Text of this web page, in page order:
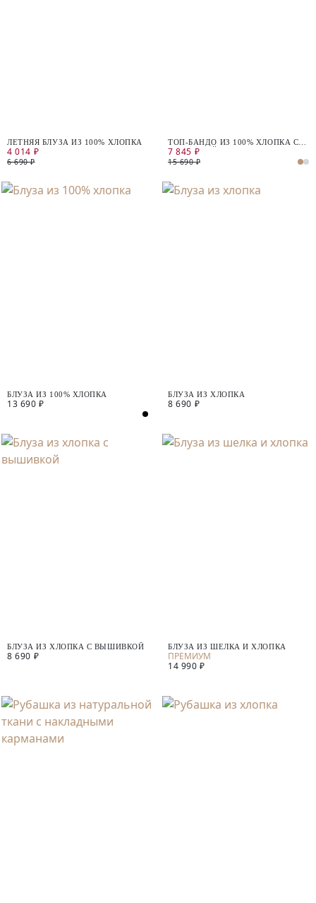
ЛЕТНЯЯ БЛУЗА ИЗ 100% ХЛОПКА
4 014 ₽
6 690 ₽
ТОП-БАНДО ИЗ 100% ХЛОПКА С
ВЫШИВКОЙ
7 845 ₽
15 690 ₽
БЛУЗА ИЗ 100% ХЛОПКА
13 690 ₽
БЛУЗА ИЗ ХЛОПКА
8 690 ₽
БЛУЗА ИЗ ХЛОПКА С ВЫШИВКОЙ
8 690 ₽
БЛУЗА ИЗ ШЕЛКА И ХЛОПКА
14 990 ₽